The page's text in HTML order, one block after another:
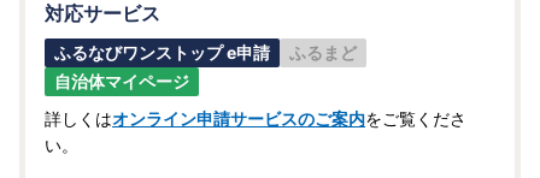
対応サービス
ふるなびワンストップ e申請
ふるまど
自治体マイページ
詳しくはオンライン申請サービスのご案内をご覧くださ
い。